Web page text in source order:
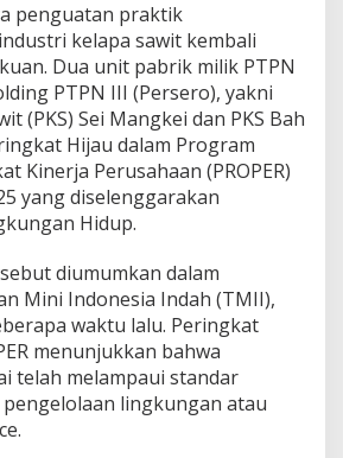
T
e
u
s
D
o
o
n
g
r
a
n
s
i
penguatan praktik
kelapa sawit kembali
Dua unit pabrik milik PTPN
PTPN III (Persero), yakni
(PKS) Sei Mangkei dan PKS Bah
Hijau dalam Program
Kinerja Perusahaan (PROPER)
yang diselenggarakan
Hidup.
diumumkan dalam
Mini Indonesia Indah (TMII),
waktu lalu. Peringkat
menunjukkan bahwa
telah melampaui standar
lingkungan atau